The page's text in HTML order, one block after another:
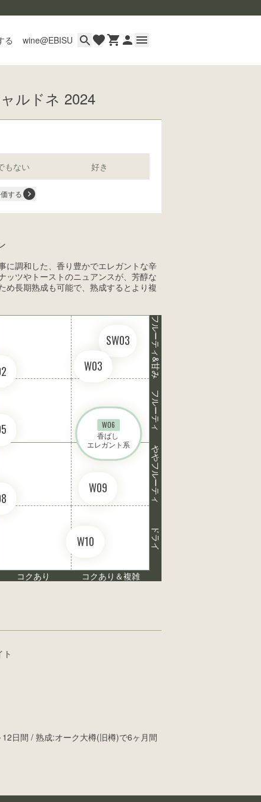
る wine@EBISU
わせ
ルドネ 2024
もない 好き
する
に調和した、香り豊かでエレガントな辛
ッツやトーストのニュアンスが、芳醇な
め長期熟成も可能で、熟成するとより複
SW03
W03
W06
香ばし
エレガント系
W09
W10
フルーティ&甘み
フルーティ
ややフルーティ
ドライ
コクあり コクあり＆複雑
日間 / 熟成:オーク大樽(旧樽)で6ヶ月間